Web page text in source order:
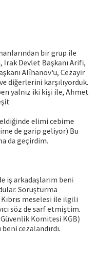
bir grup ile
Irak Devlet Başkanı Arifi,
Alîhanov'u, Cezayir
diğerlerini karşılıyorduk.
yalnız iki kişi ile, Ahmet
elimi cebime
de garip geliyor) Bu
da geçirdim.
iş arkadaşlarım beni
Soruşturma
meselesi ile ilgili
söz de sarf etmiştim.
Komitesi KGB)
cezalandırdı.